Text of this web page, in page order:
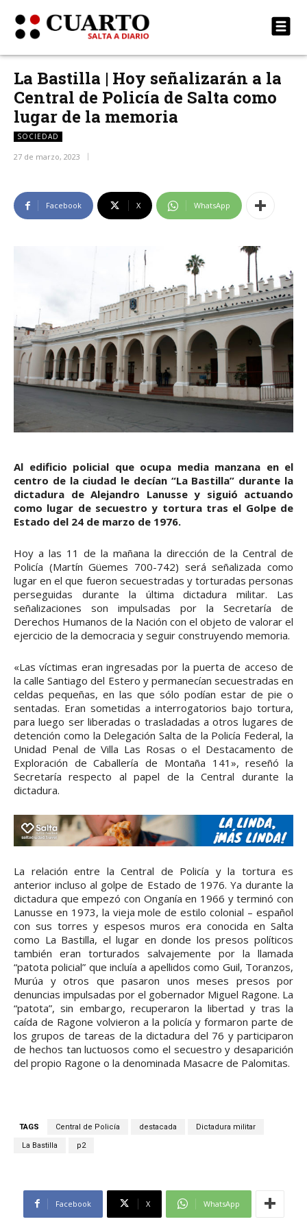
La Bastilla | Hoy señalizarán a la
Central de Policía de Salta como
lugar de la memoria
SOCIEDAD
27 de marzo, 2023
Facebook X WhatsApp
Al edificio policial que ocupa media manzana en el
centro de la ciudad le decían “La Bastilla” durante la
dictadura de Alejandro Lanusse y siguió actuando
como lugar de secuestro y tortura tras el Golpe de
Estado del 24 de marzo de 1976.
Hoy a las 11 de la mañana la dirección de la Central de
Policía (Martín Güemes 700-742) será señalizada como
lugar en el que fueron secuestradas y torturadas personas
perseguidas durante la última dictadura militar. Las
señalizaciones son impulsadas por la Secretaría de
Derechos Humanos de la Nación con el objeto de valorar el
ejercicio de la democracia y seguir construyendo memoria.
«Las víctimas eran ingresadas por la puerta de acceso de
la calle Santiago del Estero y permanecían secuestradas en
celdas pequeñas, en las que sólo podían estar de pie o
sentadas. Eran sometidas a interrogatorios bajo tortura,
para luego ser liberadas o trasladadas a otros lugares de
detención como la Delegación Salta de la Policía Federal, la
Unidad Penal de Villa Las Rosas o el Destacamento de
Exploración de Caballería de Montaña 141», reseñó la
Secretaría respecto al papel de la Central durante la
dictadura.
La relación entre la Central de Policía y la tortura es
anterior incluso al golpe de Estado de 1976. Ya durante la
dictadura que empezó con Onganía en 1966 y terminó con
Lanusse en 1973, la vieja mole de estilo colonial – español
con sus torres y espesos muros era conocida en Salta
como La Bastilla, el lugar en donde los presos políticos
también eran torturados salvajemente por la llamada
“patota policial” que incluía a apellidos como Guil, Toranzos,
Murúa y otros que pasaron unos meses presos por
denuncias impulsadas por el gobernador Miguel Ragone. La
“patota”, sin embargo, recuperaron la libertad y tras la
caída de Ragone volvieron a la policía y formaron parte de
los grupos de tareas de la dictadura del 76 y participaron
de hechos tan luctuosos como el secuestro y desaparición
del propio Ragone o la denominada Masacre de Palomitas.
TAGS Central de Policía destacada Dictadura militar
La Bastilla p2
Facebook X WhatsApp